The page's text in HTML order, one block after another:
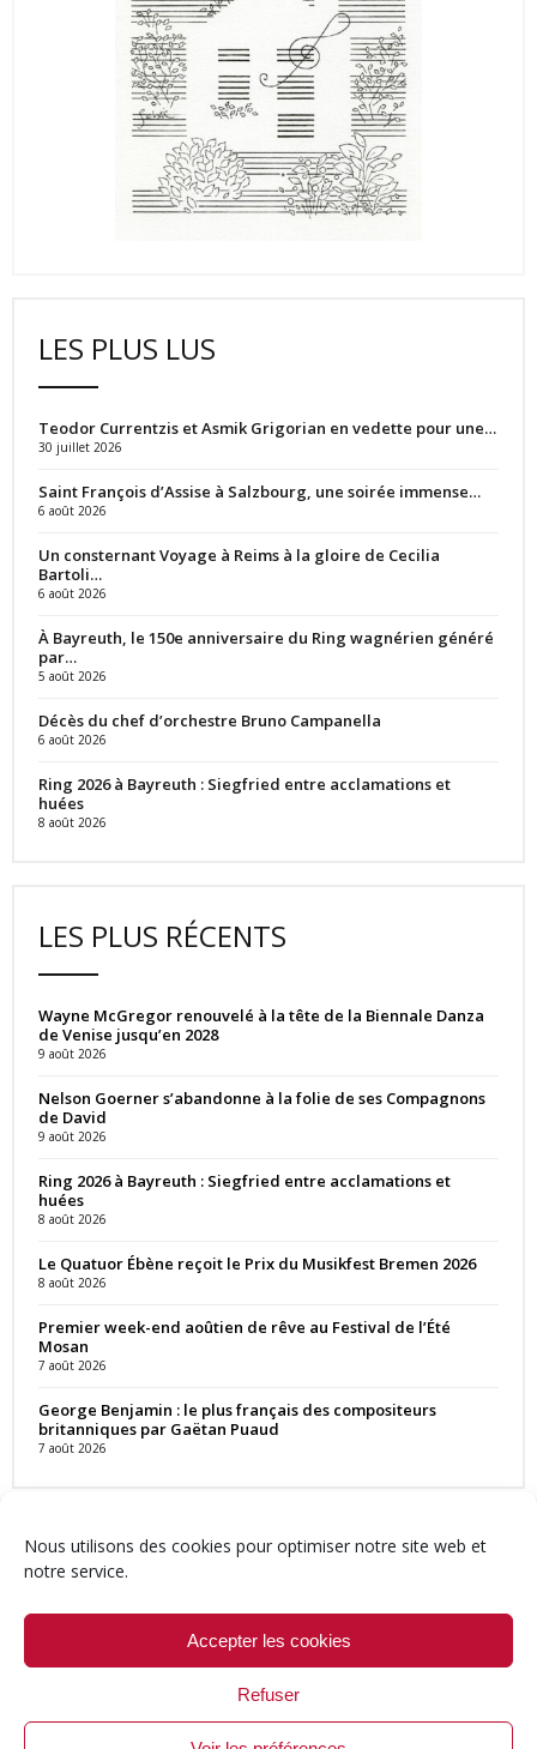
Nous utilisons des cookies pour optimiser notre site web et
notre service.
Accepter les cookies
Refuser
LES PLUS LUS
Teodor Currentzis et Asmik Grigorian en vedette pour une…
30 juillet 2026
Saint François d’Assise à Salzbourg, une soirée immense…
6 août 2026
Un consternant Voyage à Reims à la gloire de Cecilia
Bartoli…
6 août 2026
À Bayreuth, le 150e anniversaire du Ring wagnérien généré
par…
5 août 2026
Décès du chef d’orchestre Bruno Campanella
6 août 2026
Ring 2026 à Bayreuth : Siegfried entre acclamations et
huées
8 août 2026
LES PLUS RÉCENTS
Wayne McGregor renouvelé à la tête de la Biennale Danza
de Venise jusqu’en 2028
9 août 2026
Nelson Goerner s’abandonne à la folie de ses Compagnons
de David
9 août 2026
Ring 2026 à Bayreuth : Siegfried entre acclamations et
huées
8 août 2026
Le Quatuor Ébène reçoit le Prix du Musikfest Bremen 2026
8 août 2026
Premier week-end aoûtien de rêve au Festival de l’Été
Mosan
7 août 2026
George Benjamin : le plus français des compositeurs
britanniques par Gaëtan Puaud
7 août 2026